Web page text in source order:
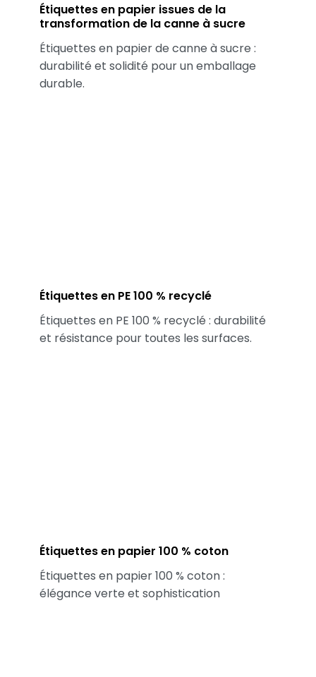
Étiquettes en papier issues de la
transformation de la canne à sucre
Étiquettes en papier de canne à sucre :
durabilité et solidité pour un emballage
durable.
Étiquettes en PE 100 % recyclé
Étiquettes en PE 100 % recyclé : durabilité
et résistance pour toutes les surfaces.
Étiquettes en papier 100 % coton
Étiquettes en papier 100 % coton :
élégance verte et sophistication